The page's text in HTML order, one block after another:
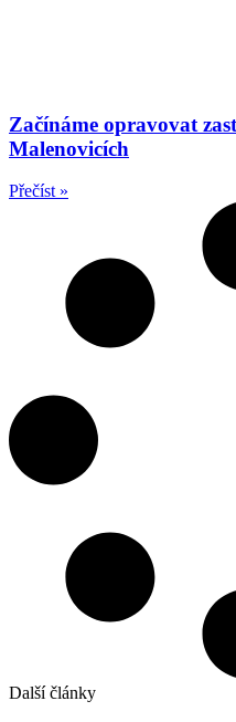
Začínáme opravovat
Malenovicích
Přečíst »
Další články